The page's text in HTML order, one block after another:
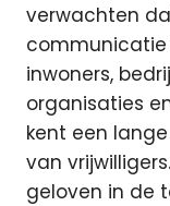
verwachten
communicatie
inwoners,
organisaties
kent een
van
geloven in de